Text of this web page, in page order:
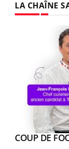
LA CHAÎNE
Youtube
COUP DE